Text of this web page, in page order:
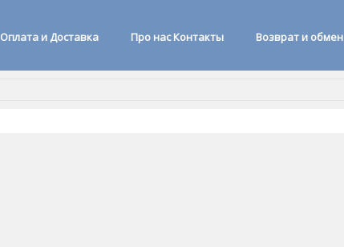
Оплата и Доставка Про нас Контакты Возврат и обмен